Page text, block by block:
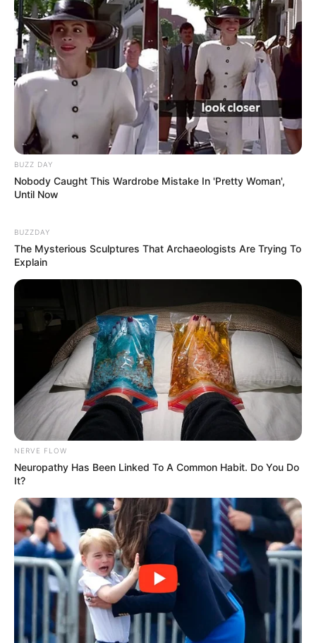
BUZZ DAY
Nobody Caught This Wardrobe Mistake In 'Pretty Woman',
Until Now
BUZZDAY
The Mysterious Sculptures That Archaeologists Are Trying To
Explain
NERVE FLOW
Neuropathy Has Been Linked To A Common Habit. Do You Do
It?